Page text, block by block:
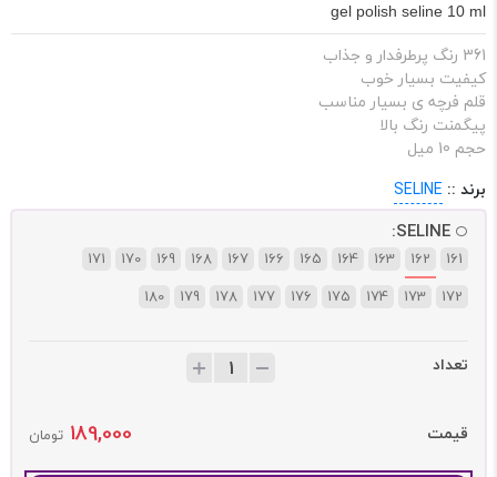
gel polish seline 10 ml
361 رنگ پرطرفدار و جذاب
کیفیت بسیار خوب
قلم فرچه ی بسیار مناسب
پیگمنت رنگ بالا
حجم 10 میل
برند :: SELINE
SELINE:
161
162
163
164
165
166
167
168
169
170
171
172
173
174
175
176
177
178
179
180
تعداد
قیمت 189,000 تومان